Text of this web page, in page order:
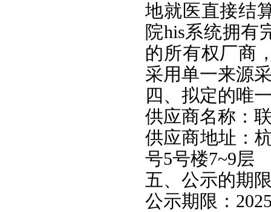
地就医直接结
院his系统拥有
的所有权厂商
采用单一来源
四、拟定的唯
供应商名称：
供应商地址：
号5号楼7~9层
五、公示的期
公示期限：